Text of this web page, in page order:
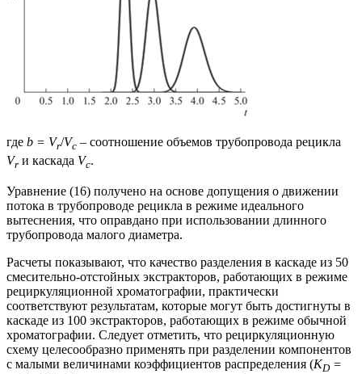
где b = Vr/Vc – соотношение объемов трубопровода рецикла
Vr и каскада Vc.
Уравнение (16) получено на основе допущения о движении
потока в трубопроводе рецикла в режиме идеального
вытеснения, что оправдано при использовании длинного
трубопровода малого диаметра.
Расчеты показывают, что качество разделения в каскаде из 50
смесительно-отстойных экстракторов, работающих в режиме
рециркуляционной хроматографии, практически
соответствуют результатам, которые могут быть достигнуты в
каскаде из 100 экстракторов, работающих в режиме обычной
хроматографии. Следует отметить, что рециркуляционную
схему целесообразно применять при разделении компонентов
с малыми величинами коэффициентов распределения (KD=